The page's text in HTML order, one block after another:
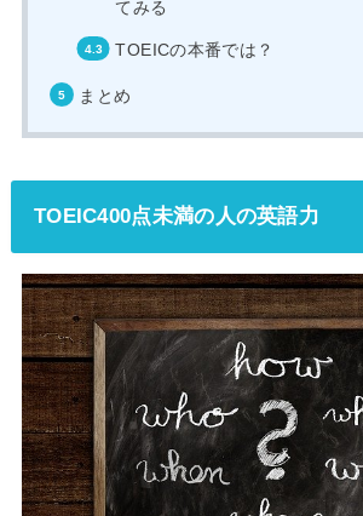
てみる
TOEICの本番では？
まとめ
TOEIC400点未満の人の英語力